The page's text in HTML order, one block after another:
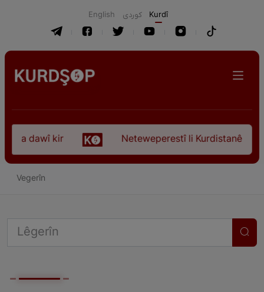
English كوردی Kurdî
dawî kir Neteweperestî li Kurdistanê:
Vegerîn